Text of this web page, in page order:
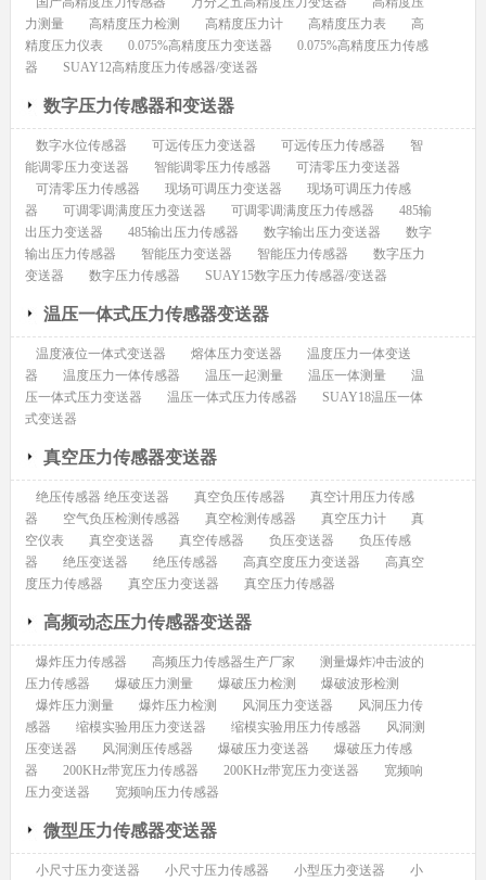
力测量
高精度压力检测 高精度压力计 高精度压力表
高
精度压力仪表
0.075%高精度压力变送器
0.075%高精度压力传感
器
SUAY12高精度压力传感器/变送器
数字压力传感器和变送器
数字水位传感器 可远传压力变送器 可远传压力传感器
智
能调零压力变送器
智能调零压力传感器
可清零压力变送器
可清零压力传感器
现场可调压力变送器
现场可调压力传感
器
可调零调满度压力变送器 可调零调满度压力传感器
485输
出压力变送器
485输出压力传感器 数字输出压力变送器
数字
输出压力传感器
智能压力变送器 智能压力传感器
数字压力
变送器
数字压力传感器 SUAY15数字压力传感器/变送器
温压一体式压力传感器变送器
温度液位一体式变送器 熔体压力变送器
温度压力一体变送
器
温度压力一体传感器 温压一起测量 温压一体测量
温
压一体式压力变送器
温压一体式压力传感器
SUAY18温压一体
式变送器
真空压力传感器变送器
绝压传感器 绝压变送器 真空负压传感器
真空计用压力传感
器
空气负压检测传感器 真空检测传感器 真空压力计
真
空仪表
真空变送器 真空传感器 负压变送器
负压传感
器
绝压变送器 绝压传感器 高真空度压力变送器
高真空
度压力传感器
真空压力变送器 真空压力传感器
高频动态压力传感器变送器
爆炸压力传感器 高频压力传感器生产厂家
测量爆炸冲击波的
压力传感器
爆破压力测量 爆破压力检测
爆破波形检测
爆炸压力测量
爆炸压力检测 风洞压力变送器
风洞压力传
感器
缩模实验用压力变送器 缩模实验用压力传感器
风洞测
压变送器
风洞测压传感器 爆破压力变送器
爆破压力传感
器
200KHz带宽压力传感器 200KHz带宽压力变送器
宽频响
压力变送器
宽频响压力传感器
微型压力传感器变送器
小尺寸压力变送器 小尺寸压力传感器 小型压力变送器
小